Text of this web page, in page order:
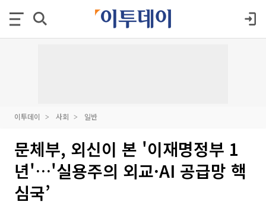
이투데이 사회 일반
문체부, 외신이 본 '이재명정부 1
년'…'실용주의 외교·AI 공급망 핵
심국’